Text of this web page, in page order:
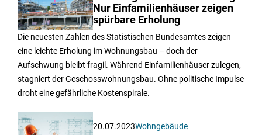
Nur Einfamilienhäuser zeigen
spürbare Erholung
Die neuesten Zahlen des Statistischen Bundesamtes zeigen
eine leichte Erholung im Wohnungsbau – doch der
Aufschwung bleibt fragil. Während Einfamilienhäuser zulegen,
stagniert der Geschosswohnungsbau. Ohne politische Impulse
droht eine gefährliche Kostenspirale.
20.07.2023Wohngebäude